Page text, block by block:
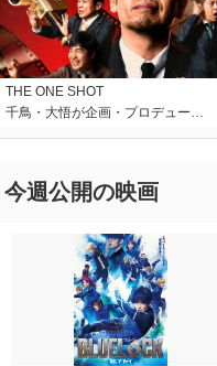
THE ONE SHOT
千鳥・大悟が企画・プロデュー…
今週公開の映画